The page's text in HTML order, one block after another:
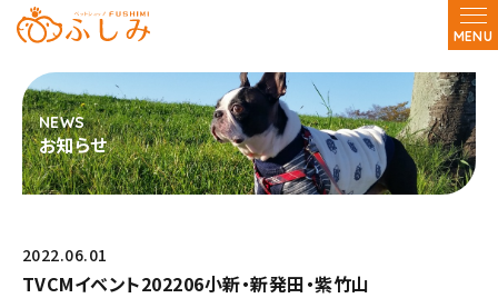
MENU
お知らせ
2022.06.01
TVCMイベント202206小新・新発田・紫竹山